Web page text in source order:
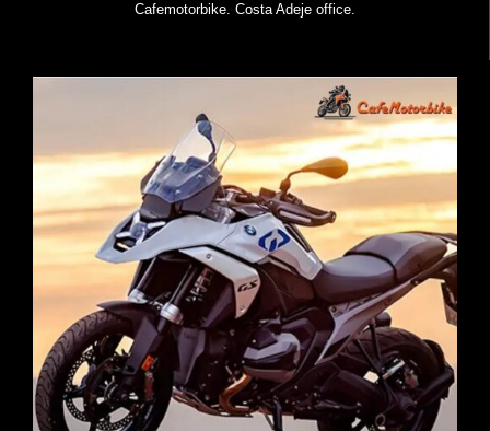
Cafemotorbike. Costa Adeje office.